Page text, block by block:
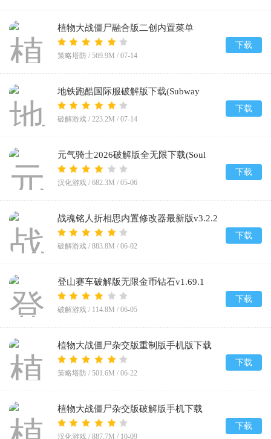
植物大战僵尸融合版二创内置菜单
(PlantsVsZombiesRH-Mod)v3.8
策略塔防 / 569.9M / 07-14
下载
地铁跑酷国际服破解版下载(Subway
Surf)v3.66.0
破解游戏 / 223.2M / 07-14
下载
元气骑士2026破解版全无限下载(Soul
Knight)v8.2.0
汉化游戏 / 682.3M / 05-06
下载
战魂铭人折相思内置修改器最新版v3.2.2
破解游戏 / 883.8M / 06-02
下载
登山赛车破解版无限金币钻石v1.69.1
破解游戏 / 114.8M / 06-05
下载
植物大战僵尸杂交版重制版手机版下载
v0.23.0.0
策略塔防 / 501.6M / 06-22
下载
植物大战僵尸杂交版破解版手机下载
(Plants vs Zombies Super Hybrid)v3.12
汉化游戏 / 887.7M / 10-09
下载